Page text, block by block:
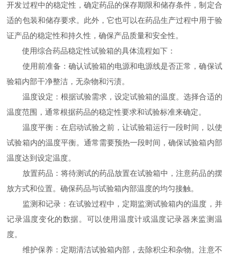
开发过程中的稳定性，确定药品的保存期限和储存条件，制定合
适的包装和储存要求。此外，它也可以在药品生产过程中用于验
证产品的稳定性和持久性，确保产品质量和安全性。
使用综合药品稳定性试验箱的具体流程如下：
使用前准备：确认试验箱的电源和电源线是否正常，确保试
验箱内部干净整洁，无杂物和污渍。
温度设定：根据试验需求，设定试验箱的温度。选择合适的
温度范围，通常根据药品的稳定性要求和试验标准来确定。
温度平衡：在启动试验之前，让试验箱运行一段时间，以使
试验箱内的温度平衡。通常需要预热一段时间，确保试验箱内部
温度达到设定温度。
放置药品：将待测试的药品放置在试验箱中，注意药品的摆
放方式和位置。确保药品与试验箱内部温度的均匀接触。
监测和记录：在试验过程中，定期监测试验箱内的温度，并
记录温度变化的数据。可以使用温度计或温度记录器来监测温
度。
维护保养：定期清洁试验箱内部，去除积尘和杂物。注意不